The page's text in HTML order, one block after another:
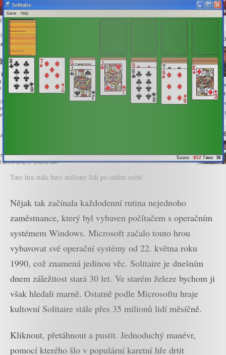
Tato hra stále baví miliony lidí po celém světě
Nějak tak začínala každodenní rutina nejednoho
zaměstnance, který byl vybaven počítačem s operačním
systémem Windows. Microsoft začalo touto hrou
vybavovat své operační systémy od 22. května roku
1990, což znamená jedinou věc. Solitaire je dnešním
dnem záležitost stará 30 let. Ve starém železe bychom ji
však hledali marně. Ostatně podle Microsoftu hraje
kultovní Solitaire stále přes 35 milionů lidí měsíčně.
Kliknout, přetáhnout a pustit. Jednoduchý manévr,
pomocí kterého šlo v populární karetní hře drtit